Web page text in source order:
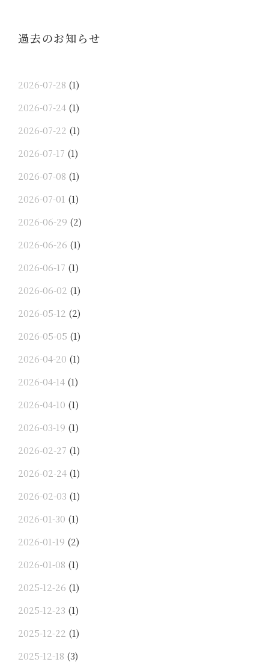
過去のお知らせ
2026-07-28 (1)
2026-07-24 (1)
2026-07-22 (1)
2026-07-17 (1)
2026-07-08 (1)
2026-07-01 (1)
2026-06-29 (2)
2026-06-26 (1)
2026-06-17 (1)
2026-06-02 (1)
2026-05-12 (2)
2026-05-05 (1)
2026-04-20 (1)
2026-04-14 (1)
2026-04-10 (1)
2026-03-19 (1)
2026-02-27 (1)
2026-02-24 (1)
2026-02-03 (1)
2026-01-30 (1)
2026-01-19 (2)
2026-01-08 (1)
2025-12-26 (1)
2025-12-23 (1)
2025-12-22 (1)
2025-12-18 (3)